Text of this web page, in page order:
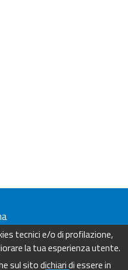
tecnici e/o di profilazione,
la tua esperienza utente.
sul sito dichiari di essere in